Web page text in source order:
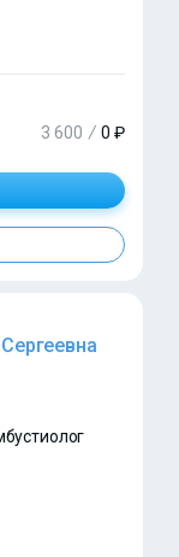
3 600 / 0 ₽